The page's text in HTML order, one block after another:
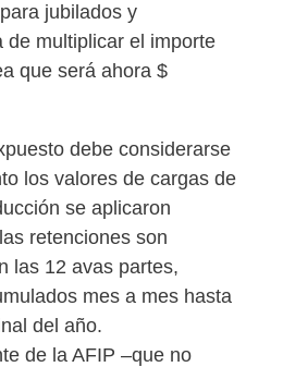
jubilados y
de multiplicar el importe
que será ahora $
debe considerarse
los valores de cargas de
se aplicaron
retenciones son
las 12 avas partes,
mes a mes hasta
del año.
de la AFIP –que no